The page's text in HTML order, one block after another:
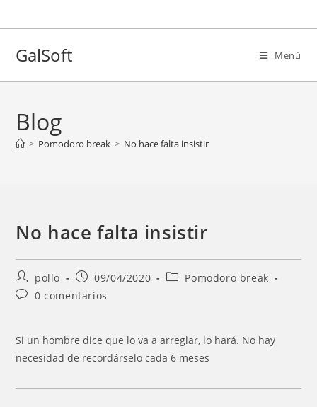
al
GalSoft Menú
Blog
> Pomodoro break > No hace falta insistir
No hace falta insistir
Autor
de
la
pollo
Entrada
publicada:
09/04/2020
Categoría
Pomodoro break
Comentarios
entrada:
0 comentarios
Si un hombre dice que lo va a arreglar, lo hará. No hay
necesidad de recordárselo cada 6 meses